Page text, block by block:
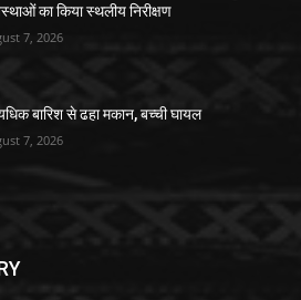
का किया स्थलीय निरीक्षण
7, 2026
बारिश से ढहा मकान, बच्ची घायल
7, 2026